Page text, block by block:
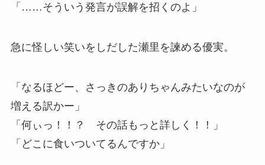
「……そういう発言が誤解を招くのよ」
急に怪しい笑いをしだした瀬里を諫める優実。
「なるほどー、さっきのありちゃんみたいなのが
増える訳かー」
「何ぃっ！！？ その話もっと詳しく！！」
「どこに食いついてるんですか」